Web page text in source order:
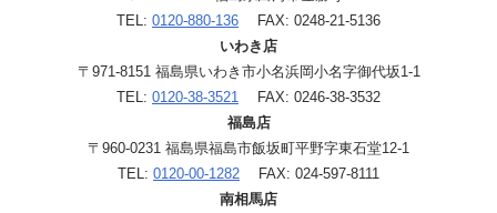
TEL: 0120-880-136 FAX: 0248-21-5136
いわき店
〒971-8151 福島県いわき市小名浜岡小名字御代坂1-1
TEL: 0120-38-3521 FAX: 0246-38-3532
福島店
〒960-0231 福島県福島市飯坂町平野字東石堂12-1
TEL: 0120-00-1282 FAX: 024-597-8111
南相馬店